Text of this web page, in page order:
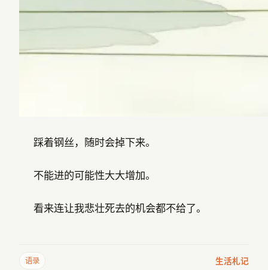
踩着钢丝，随时会掉下来。
不能进的可能性大大增加。
看来连让我悲壮死去的机会都不给了。
语录 生活札记